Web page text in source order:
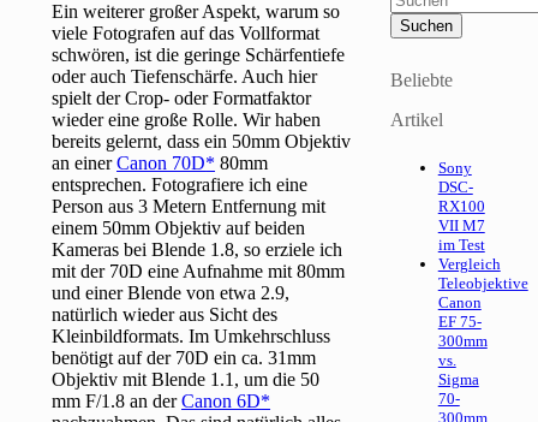
Ein weiterer großer Aspekt, warum so
viele Fotografen auf das Vollformat
schwören, ist die geringe Schärfentiefe
oder auch Tiefenschärfe. Auch hier
spielt der Crop- oder Formatfaktor
wieder eine große Rolle. Wir haben
bereits gelernt, dass ein 50mm Objektiv
an einerCanon 70D
80mm
entsprechen. Fotografiere ich eine
Person aus 3 Metern Entfernung mit
einem 50mm Objektiv auf beiden
Kameras bei Blende 1.8, so erziele ich
mit der 70D eine Aufnahme mit 80mm
und einer Blende von etwa 2.9,
natürlich wieder aus Sicht des
Kleinbildformats. Im Umkehrschluss
benötigt auf der 70D ein ca. 31mm
Objektiv mit Blende 1.1, um die 50
mm F/1.8 an derCanon 6D
Beliebte
Artikel
Sony
DSC-
RX100
VII M7
im Test
Vergleich
Teleobjektive
Canon
EF 75-
300mm
vs.
Sigma
70-
300mm